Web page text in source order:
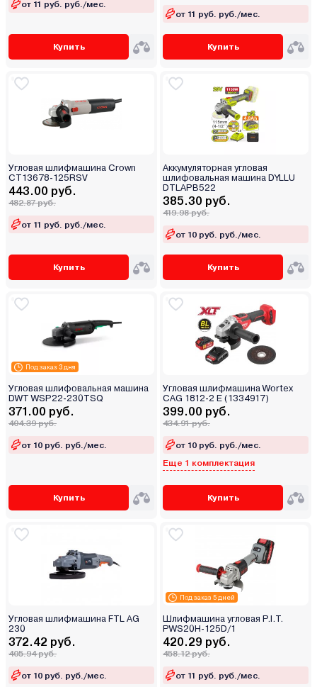
от 11 руб. руб./мес.
Купить
от 11 руб. руб./мес.
Купить
Угловая шлифмашина Crown
CT13678-125RSV
443.00 руб.
482.87 руб.
от 11 руб. руб./мес.
Купить
Аккумуляторная угловая
шлифовальная машина DYLLU
DTLAPB522
385.30 руб.
419.98 руб.
от 10 руб. руб./мес.
Купить
Под заказ 3 дня
Угловая шлифовальная машина
DWT WSP22-230TSQ
371.00 руб.
404.39 руб.
от 10 руб. руб./мес.
Купить
Угловая шлифмашина Wortex
CAG 1812-2 E (1334917)
399.00 руб.
434.91 руб.
от 10 руб. руб./мес.
Еще 1 комплектация
Купить
Угловая шлифмашина FTL AG
230
372.42 руб.
405.94 руб.
от 10 руб. руб./мес.
Под заказ 5 дней
Шлифмашина угловая P.I.T.
PWS20H-125D/1
420.29 руб.
458.12 руб.
от 11 руб. руб./мес.